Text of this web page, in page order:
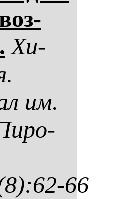
Хи­
им.
66